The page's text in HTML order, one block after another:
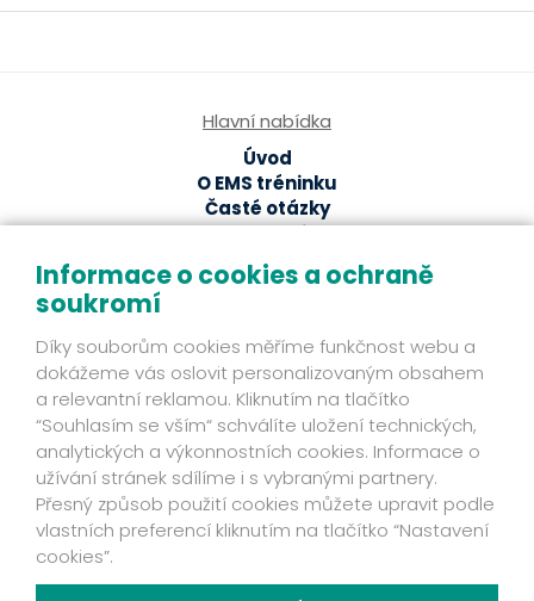
Hlavní nabídka
Úvod
O EMS tréninku
Časté otázky
EMS studia
Ze světa EMS
Fakta
Příběhy klientů
Novinky
Mohlo by se hodit
Ochrana osobních údajů
Kontakt
Fakta
Informace o cookies a ochraně
soukromí
Díky souborům cookies měříme funkčnost webu a
dokážeme vás oslovit personalizovaným obsahem
a relevantní reklamou. Kliknutím na tlačítko
“Souhlasím se vším“ schválíte uložení technických,
analytických a výkonnostních cookies. Informace o
užívání stránek sdílíme i s vybranými partnery.
Přesný způsob použití cookies můžete upravit podle
vlastních preferencí kliknutím na tlačítko “Nastavení
cookies”.